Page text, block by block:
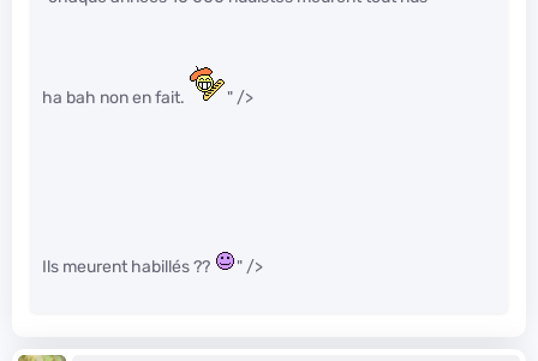
ha bah non en fait. " />
Ils meurent habillés ?? " />